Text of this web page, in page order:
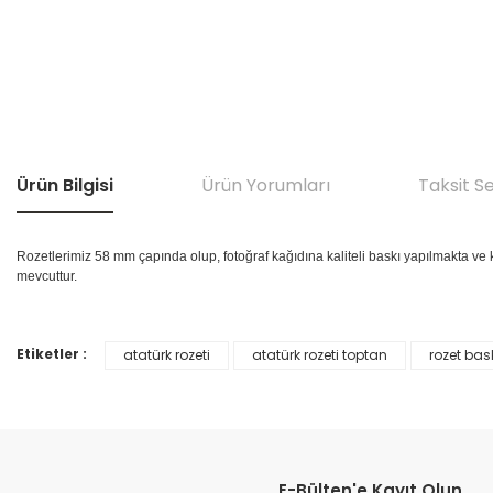
Ürün Bilgisi Ürün Yorumları Taksit
Rozetlerimiz 58 mm çapında olup, fotoğraf kağıdına kaliteli baskı yapılmakta
mevcuttur.
Bu ürünün fiyat bilgisi, resim, ürün açıklamalarında ve diğer
Etiketler : atatürk rozeti atatürk rozeti toptan rozet